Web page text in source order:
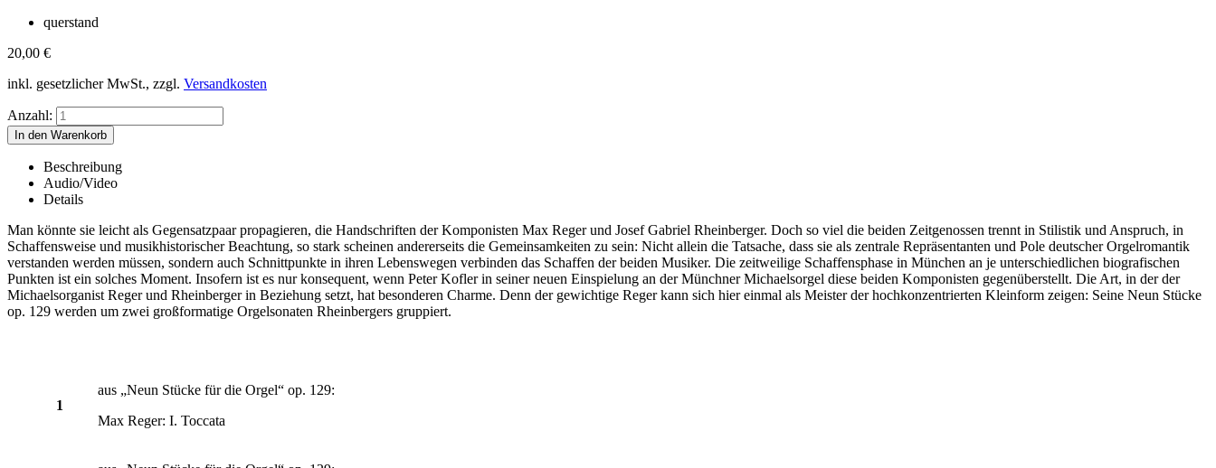
querstand
20,00 €
inkl. gesetzlicher MwSt., zzgl. Versandkosten
Anzahl:
Beschreibung
Audio/Video
Details
Man könnte sie leicht als Gegensatzpaar propagieren, die Handschriften der Komponisten Max Reger und Josef Gabriel Rheinberger. Doch so viel die beiden Zeitgenossen trennt in Stilistik und Anspruch, in
Schaffensweise und musikhistorischer Beachtung, so stark scheinen andererseits die Gemeinsamkeiten zu sein: Nicht allein die Tatsache, dass sie als zentrale Repräsentanten und Pole deutscher Orgelromantik
verstanden werden müssen, sondern auch Schnittpunkte in ihren Lebenswegen verbinden das Schaffen der beiden Musiker. Die zeitweilige Schaffensphase in München an je unterschiedlichen biografischen
Punkten ist ein solches Moment. Insofern ist es nur konsequent, wenn Peter Kofler in seiner neuen Einspielung an der Münchner Michaelsorgel diese beiden Komponisten gegenüberstellt. Die Art, in der der
Michaelsorganist Reger und Rheinberger in Beziehung setzt, hat besonderen Charme. Denn der gewichtige Reger kann sich hier einmal als Meister der hochkonzentrierten Kleinform zeigen: Seine Neun Stücke
op. 129 werden um zwei großformatige Orgelsonaten Rheinbergers gruppiert.
1
aus „Neun Stücke für die Orgel“ op. 129:
Max Reger: I. Toccata